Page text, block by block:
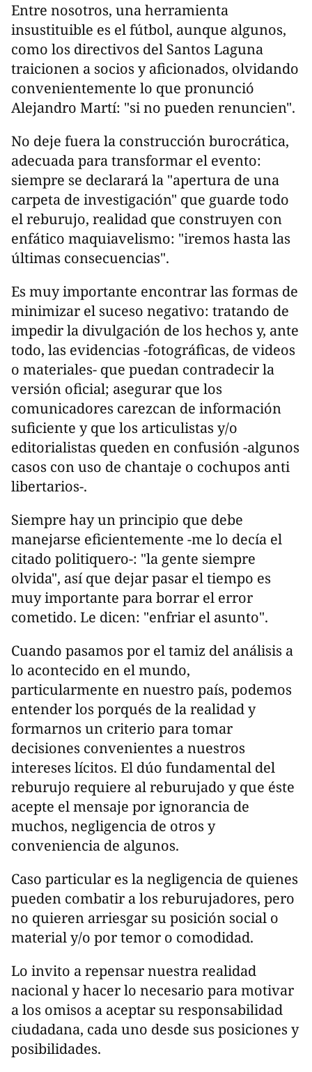
Entre nosotros, una herramienta
insustituible es el fútbol, aunque algunos,
como los directivos del Santos Laguna
traicionen a socios y aficionados, olvidando
convenientemente lo que pronunció
Alejandro Martí: "si no pueden renuncien".
No deje fuera la construcción burocrática,
adecuada para transformar el evento:
siempre se declarará la "apertura de una
carpeta de investigación" que guarde todo
el reburujo, realidad que construyen con
enfático maquiavelismo: "iremos hasta las
últimas consecuencias".
Es muy importante encontrar las formas de
minimizar el suceso negativo: tratando de
impedir la divulgación de los hechos y, ante
todo, las evidencias -fotográficas, de videos
o materiales- que puedan contradecir la
versión oficial; asegurar que los
comunicadores carezcan de información
suficiente y que los articulistas y/o
editorialistas queden en confusión -algunos
casos con uso de chantaje o cochupos anti
libertarios-.
Siempre hay un principio que debe
manejarse eficientemente -me lo decía el
citado politiquero-: "la gente siempre
olvida", así que dejar pasar el tiempo es
muy importante para borrar el error
cometido. Le dicen: "enfriar el asunto".
Cuando pasamos por el tamiz del análisis a
lo acontecido en el mundo,
particularmente en nuestro país, podemos
entender los porqués de la realidad y
formarnos un criterio para tomar
decisiones convenientes a nuestros
intereses lícitos. El dúo fundamental del
reburujo requiere al reburujado y que éste
acepte el mensaje por ignorancia de
muchos, negligencia de otros y
conveniencia de algunos.
Caso particular es la negligencia de quienes
pueden combatir a los reburujadores, pero
no quieren arriesgar su posición social o
material y/o por temor o comodidad.
Lo invito a repensar nuestra realidad
nacional y hacer lo necesario para motivar
a los omisos a aceptar su responsabilidad
ciudadana, cada uno desde sus posiciones y
posibilidades.